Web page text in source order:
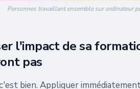
Personnes travaillant ensemble sur ordinateur
l'impact de sa
pas
bien. Appliquer